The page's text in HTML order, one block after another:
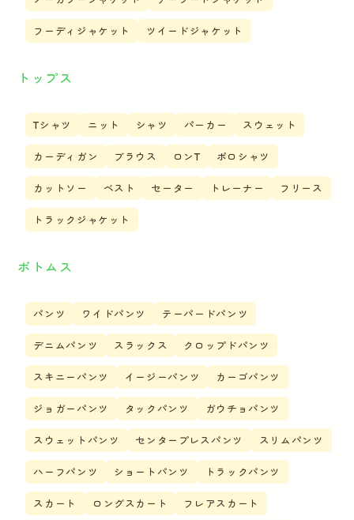
フーディジャケット ツイードジャケット
トップス
Tシャツ ニット シャツ パーカー スウェット
カーディガン ブラウス ロンT ポロシャツ
カットソー ベスト セーター トレーナー フリース
トラックジャケット
ボトムス
パンツ ワイドパンツ テーパードパンツ
デニムパンツ スラックス クロップドパンツ
スキニーパンツ イージーパンツ カーゴパンツ
ジョガーパンツ タックパンツ ガウチョパンツ
スウェットパンツ センタープレスパンツ スリムパンツ
ハーフパンツ ショートパンツ トラックパンツ
スカート ロングスカート フレアスカート